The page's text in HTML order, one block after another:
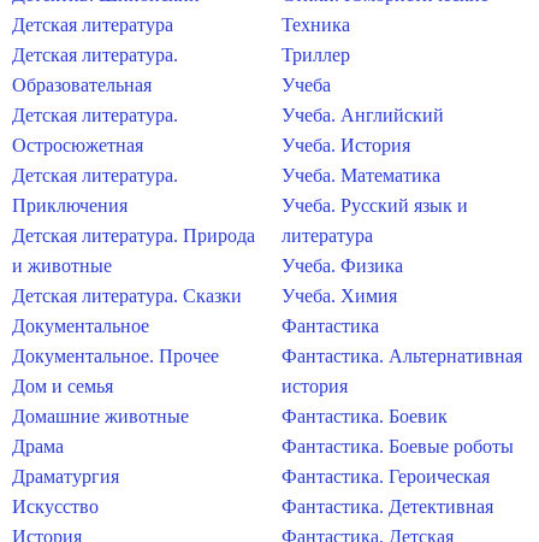
Детская литература
Детская литература.
Образовательная
Детская литература.
Остросюжетная
Детская литература.
Приключения
Детская литература. Природа
и животные
Детская литература. Сказки
Документальное
Документальное. Прочее
Дом и семья
Домашние животные
Драма
Драматургия
Искусство
История
Техника
Триллер
Учеба
Учеба. Английский
Учеба. История
Учеба. Математика
Учеба. Русский язык и
литература
Учеба. Физика
Учеба. Химия
Фантастика
Фантастика. Альтернативная
история
Фантастика. Боевик
Фантастика. Боевые роботы
Фантастика. Героическая
Фантастика. Детективная
Фантастика. Детская